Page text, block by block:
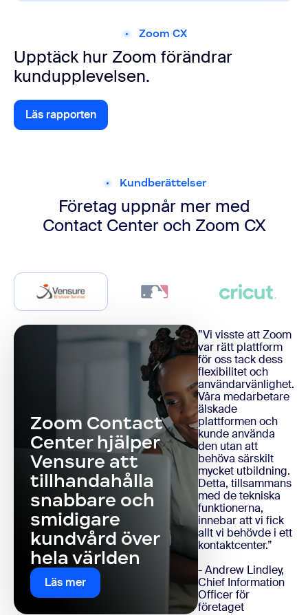
Zoom CX
Upptäck hur Zoom förändrar
kundupplevelsen.
Läs rapportenUtforska appar och integreringar
Kundberättelser
Företag uppnår mer med
Contact Center och Zoom CX
Zoom Contact
Center hjälper
Vensure att
tillhandahålla
snabbare och
smidigare
kundvård över
hela världen
Läs mer
”Vi visste att Zoom
var rätt plattform
för oss tack dess
flexibilitet och
användarvänlighet.
Våra medarbetare
älskade
plattformen och
kunde använda
den utan att
behöva särskilt
mycket utbildning.
Detta, tillsammans
med de tekniska
funktionerna,
innebar att vi fick
allt vi behövde i ett
kontaktcenter.”
- Andrew Lindley,
Chief Information
Officer för
företaget